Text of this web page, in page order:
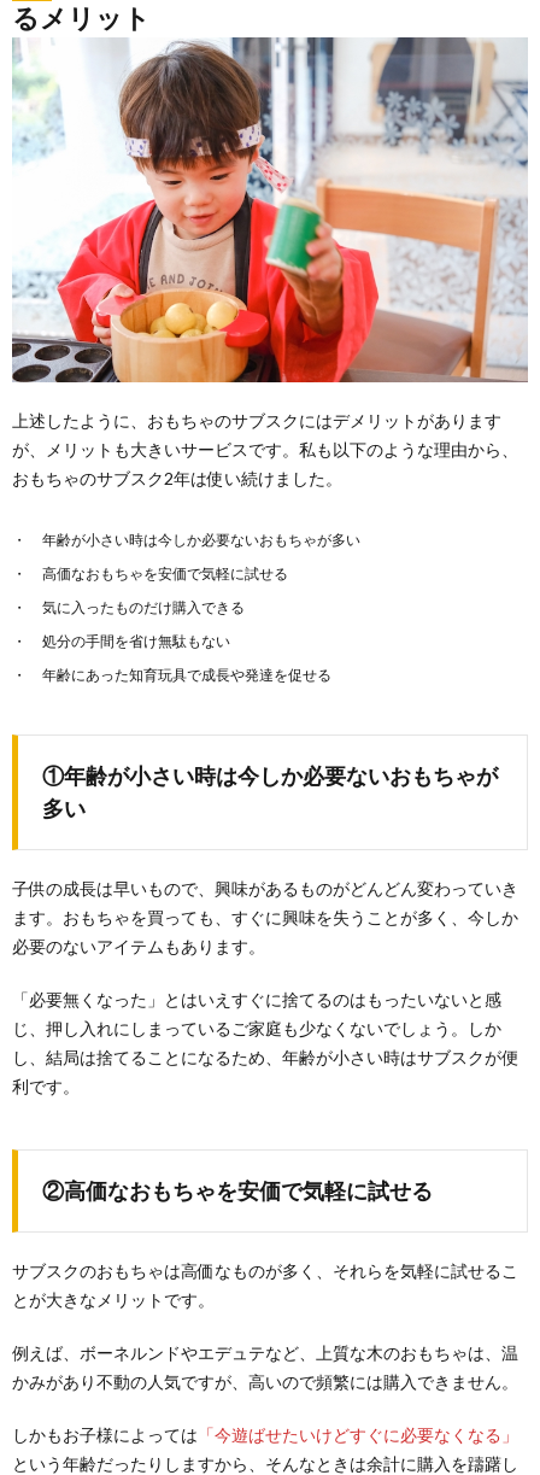
るメリット
上述したように、おもちゃのサブスクにはデメリットがあります
が、メリットも大きいサービスです。私も以下のような理由から、
おもちゃのサブスク2年は使い続けました。
年齢が小さい時は今しか必要ないおもちゃが多い
高価なおもちゃを安価で気軽に試せる
気に入ったものだけ購入できる
処分の手間を省け無駄もない
年齢にあった知育玩具で成長や発達を促せる
①年齢が小さい時は今しか必要ないおもちゃが
多い
子供の成長は早いもので、興味があるものがどんどん変わっていき
ます。おもちゃを買っても、すぐに興味を失うことが多く、今しか
必要のないアイテムもあります。
「必要無くなった」とはいえすぐに捨てるのはもったいないと感
じ、押し入れにしまっているご家庭も少なくないでしょう。しか
し、結局は捨てることになるため、年齢が小さい時はサブスクが便
利です。
②高価なおもちゃを安価で気軽に試せる
サブスクのおもちゃは高価なものが多く、それらを気軽に試せるこ
とが大きなメリットです。
例えば、ボーネルンドやエデュテなど、上質な木のおもちゃは、温
かみがあり不動の人気ですが、高いので頻繁には購入できません。
しかもお子様によっては 「今遊ばせたいけどすぐに必要なくなる」
という年齢だったりしますから、そんなときは余計に購入を躊躇し